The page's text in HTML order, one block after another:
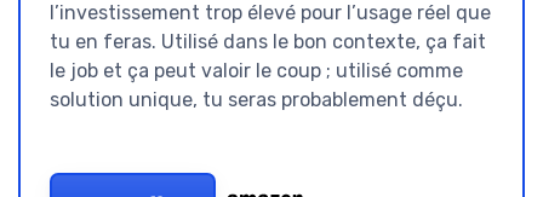
l’investissement trop élevé pour l’usage réel que
tu en feras. Utilisé dans le bon contexte, ça fait
le job et ça peut valoir le coup ; utilisé comme
solution unique, tu seras probablement déçu.